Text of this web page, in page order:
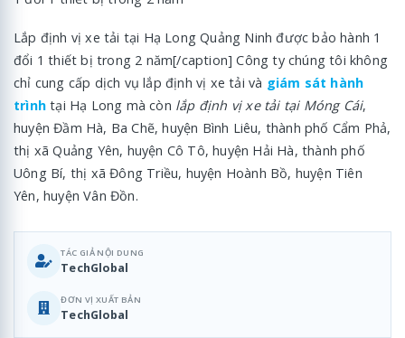
Lắp định vị xe tải tại Hạ Long Quảng Ninh được bảo hành 1
đổi 1 thiết bị trong 2 năm[/caption] Công ty chúng tôi không
chỉ cung cấp dịch vụ lắp định vị xe tải và giám sát hành
trìnhtại Hạ Long mà còn lắp định vị xe tải tại Móng Cái,
huyện Đầm Hà, Ba Chẽ, huyện Bình Liêu, thành phố Cẩm Phả,
thị xã Quảng Yên, huyện Cô Tô, huyện Hải Hà, thành phố
Uông Bí, thị xã Đông Triều, huyện Hoành Bồ, huyện Tiên
Yên, huyện Vân Đồn.
TÁC GIẢ NỘI DUNG
TechGlobal
ĐƠN VỊ XUẤT BẢN
TechGlobal